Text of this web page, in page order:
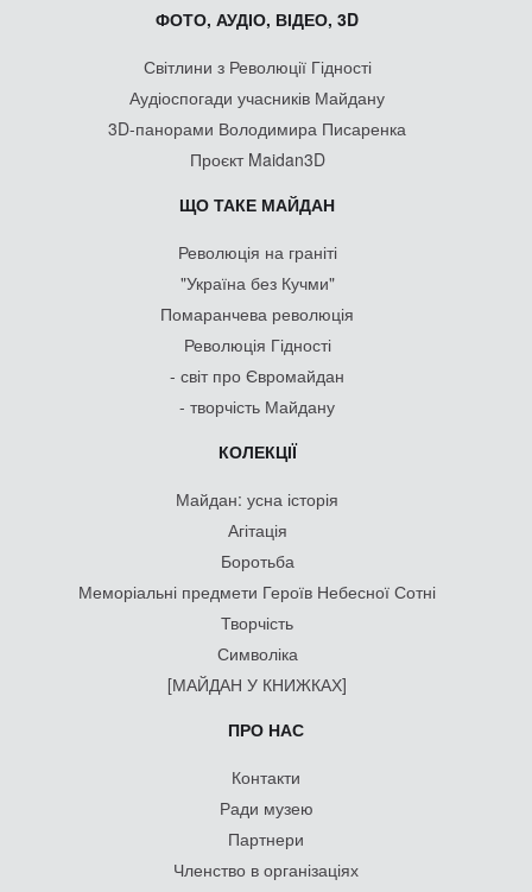
ФОТО, АУДІО, ВІДЕО, 3D
Світлини з Революції Гідності
Аудіоспогади учасників Майдану
3D-панорами Володимира Писаренка
Проєкт Maidan3D
ЩО ТАКЕ МАЙДАН
Революція на граніті
"Україна без Кучми"
Помаранчева революція
Революція Гідності
- світ про Євромайдан
- творчість Майдану
КОЛЕКЦІЇ
Майдан: усна історія
Агітація
Боротьба
Меморіальні предмети Героїв Небесної Сотні
Творчість
Символіка
[МАЙДАН У КНИЖКАХ]
ПРО НАС
Контакти
Ради музею
Партнери
Членство в організаціях